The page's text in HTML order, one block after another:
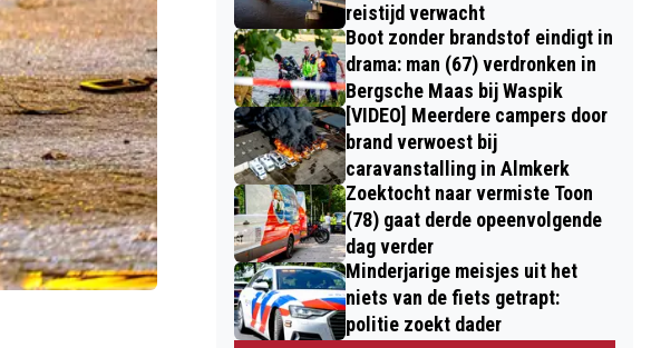
reistijd verwacht
Boot zonder brandstof eindigt in
drama: man (67) verdronken in
Bergsche Maas bij Waspik
[VIDEO] Meerdere campers door
brand verwoest bij
caravanstalling in Almkerk
Zoektocht naar vermiste Toon
(78) gaat derde opeenvolgende
dag verder
Minderjarige meisjes uit het
niets van de fiets getrapt:
politie zoekt dader